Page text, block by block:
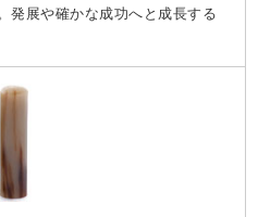
発展や確かな成功へと成長する